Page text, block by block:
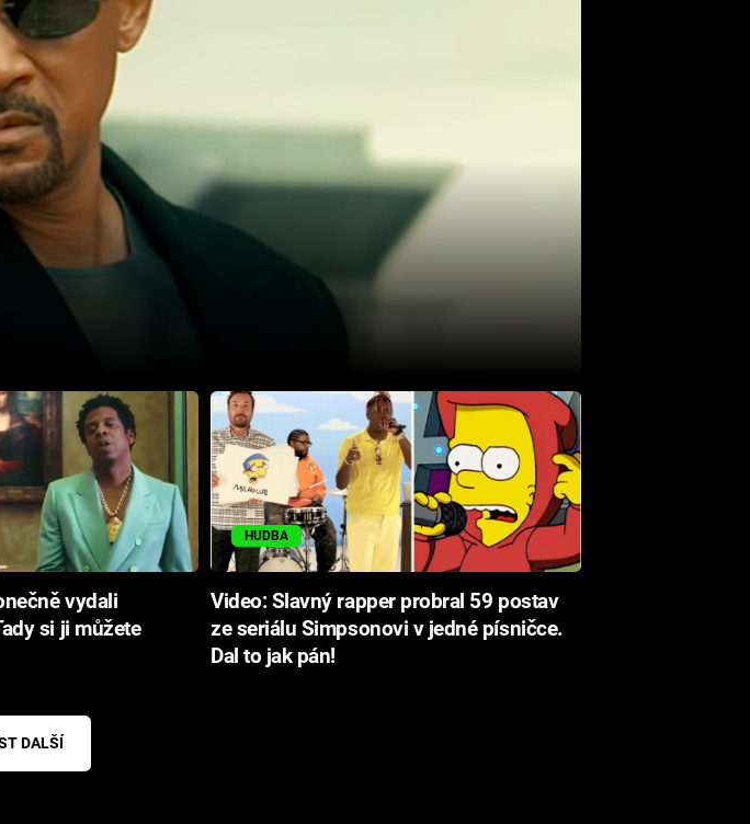
vydali
si ji můžete
HUDBA
Video: Slavný rapper probral 59 postav
ze seriálu Simpsonovi v jedné písničce.
Dal to jak pán!
DALŠÍ